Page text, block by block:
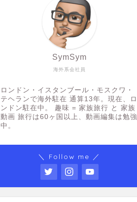
海外系会社員
SymSym
ロンドン・イスタンブール・モスクワ・
テヘランで海外駐在 通算13年。現在、ロ
ンドン駐在中。 趣味 = 家族旅行 と 家族
動画 旅行は60ヶ国以上、動画編集は勉強
中。
＼ Follow me ／